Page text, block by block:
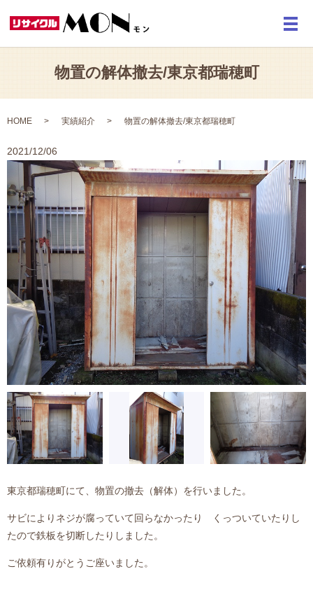
メ
物置の解体撤去/東京都瑞穂町
HOME 実績紹介 物置の解体撤去/東京都瑞穂町
2021/12/06
東京都瑞穂町にて、物置の撤去（解体）を行いました。
サビによりネジが腐っていて回らなかったり くっついていたりし
たので鉄板を切断したりしました。
ご依頼有りがとうご座いました。